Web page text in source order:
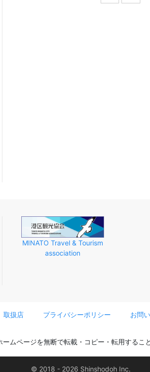
MINATO Travel & Tourism
association
取扱店 プライバシーポリシー お問
ームページを無断で転載・コピー・転用するこ
© 2018 - 2026 Shinshodoh Inc.